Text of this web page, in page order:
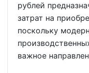
рублей
затрат на
поскольку
важное